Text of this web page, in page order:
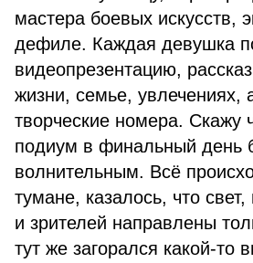
мастера боевых искусств,
дефиле. Каждая девушка
видеопрезентацию,
жизни, семье, увлечениях,
творческие номера. Скажу
подиум в финальный день
волнительным. Всё
тумане, казалось, что
и зрителей направлены
тут же загорался какой-то